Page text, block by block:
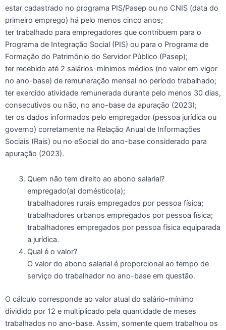
estar cadastrado no programa PIS/Pasep ou no CNIS (data do
primeiro emprego) há pelo menos cinco anos;
ter trabalhado para empregadores que contribuem para o
Programa de Integração Social (PIS) ou para o Programa de
Formação do Patrimônio do Servidor Público (Pasep);
ter recebido até 2 salários-mínimos médios (no valor em vigor
no ano-base) de remuneração mensal no período trabalhado;
ter exercido atividade remunerada durante pelo menos 30 dias,
consecutivos ou não, no ano-base da apuração (2023);
ter os dados informados pelo empregador (pessoa jurídica ou
governo) corretamente na Relação Anual de Informações
Sociais (Rais) ou no eSocial do ano-base considerado para
apuração (2023).
Quem não tem direito ao abono salarial?
empregado(a) doméstico(a);
trabalhadores rurais empregados por pessoa física;
trabalhadores urbanos empregados por pessoa física;
trabalhadores empregados por pessoa física equiparada
a jurídica.
Qual é o valor?
O valor do abono salarial é proporcional ao tempo de
serviço do trabalhador no ano-base em questão.
O cálculo corresponde ao valor atual do salário-mínimo
dividido por 12 e multiplicado pela quantidade de meses
trabalhados no ano-base. Assim, somente quem trabalhou os